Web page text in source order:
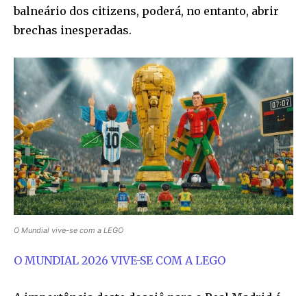
balneário dos citizens, poderá, no entanto, abrir
brechas inesperadas.
O Mundial vive-se com a LEGO
O MUNDIAL 2026 VIVE-SE COM A LEGO